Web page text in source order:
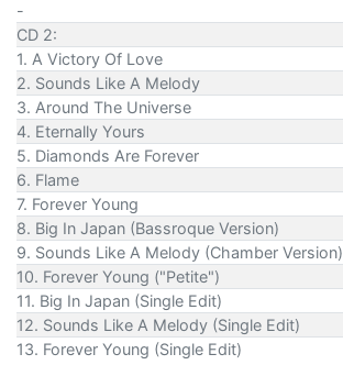
-
CD 2:
1. A Victory Of Love
2. Sounds Like A Melody
3. Around The Universe
4. Eternally Yours
5. Diamonds Are Forever
6. Flame
7. Forever Young
8. Big In Japan (Bassroque Version)
9. Sounds Like A Melody (Chamber Version)
10. Forever Young ("Petite")
11. Big In Japan (Single Edit)
12. Sounds Like A Melody (Single Edit)
13. Forever Young (Single Edit)